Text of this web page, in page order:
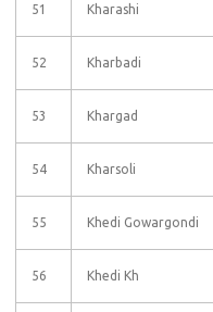
51 Kharashi
52 Kharbadi
53 Khargad
54 Kharsoli
55 Khedi Gowargondi
56 Khedi Kh